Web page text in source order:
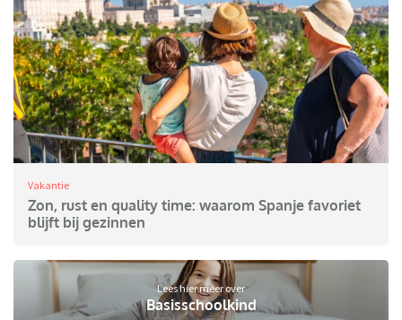
Vakantie
Zon, rust en quality time: waarom Spanje favoriet
blijft bij gezinnen
Lees hier meer over
Basisschoolkind